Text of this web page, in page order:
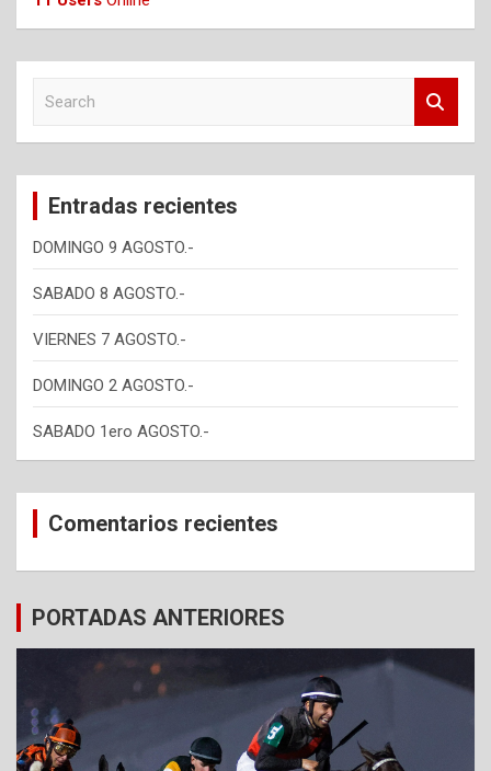
c
Entradas recientes
DOMINGO 9 AGOSTO.-
SABADO 8 AGOSTO.-
VIERNES 7 AGOSTO.-
DOMINGO 2 AGOSTO.-
SABADO 1ero AGOSTO.-
Comentarios recientes
PORTADAS ANTERIORES